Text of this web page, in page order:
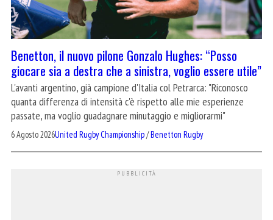
Benetton, il nuovo pilone Gonzalo Hughes: “Posso
giocare sia a destra che a sinistra, voglio essere utile”
L'avanti argentino, già campione d'Italia col Petrarca: "Riconosco
quanta differenza di intensità c'è rispetto alle mie esperienze
passate, ma voglio guadagnare minutaggio e migliorarmi"
6 Agosto 2026United Rugby Championship/Benetton Rugby